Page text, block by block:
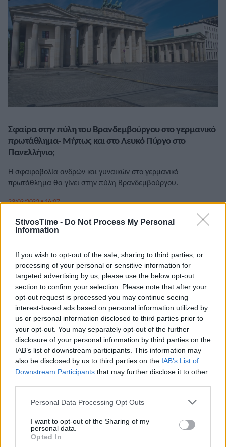
StivosTime - Do Not Process My Personal
Information
If you wish to opt-out of the sale, sharing to third parties, or
processing of your personal or sensitive information for
targeted advertising by us, please use the below opt-out
section to confirm your selection. Please note that after your
opt-out request is processed you may continue seeing
interest-based ads based on personal information utilized by
us or personal information disclosed to third parties prior to
your opt-out. You may separately opt-out of the further
disclosure of your personal information by third parties on the
IAB’s list of downstream participants. This information may
also be disclosed by us to third parties on the IAB’s List of
Downstream Participants that may further disclose it to other
Personal Data Processing Opt Outs
I want to opt-out of the Sharing of my
personal data.
Opted In
Σφαίρα στην πύλη του Βρανδεμβούργου στο γερμανικό
πρωτάθλημα- Μήπως και στο Λευκό Πύργο στο
Πανελλήνιο;
Η σφαιροβολία ανδρών και γυναικών στο γερμανικό
πρωτάθλημα θα γίνει στην πύλη Βρανδεμβούργου.
23/03/2022 • 16:07
Stivostime.GR
Καρνεάδου 25-29, 106 75, Αθήνα